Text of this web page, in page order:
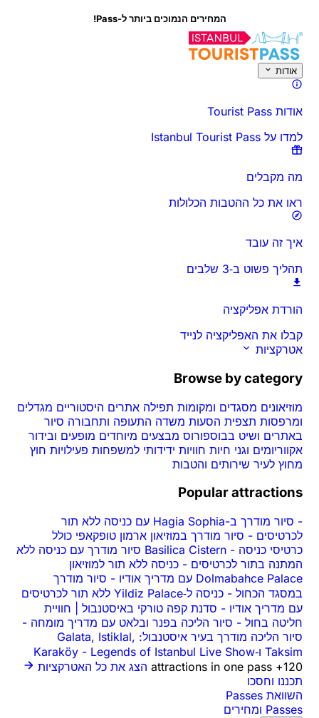
המחירים הנמוכים ביותר ל-Pass!
אודות
אודות Tourist Pass
למדו על Istanbul Tourist Pass
מה מקבלים
ראו את כל ההטבות הכלולות
איך זה עובד
תהליך פשוט ב‑3 שלבים
הורדת אפליקציה
קבלו את האפליקציה לנייד
אטרקציות
Browse by category
מוזיאונים מסגדים ומקומות תפילה אתרים היסטוריים מגדלים
ומרפסות תצפית הסעות משדה התעופה ותחבורה סיור
באתרים ושיט בבוספורוס מבצעים מיוחדים מופעים ובידור
אקווריומים וגני חיות חוויות ידידותי למשפחות פעילויות חוץ
מחוץ לעיר שירותים והטבות
Popular attractions
-
סיור מודרך ב-Hagia Sophia עם כניסה ללא תור
לכרטיסים - סיור מודרך במוזיאון ארמון טופקאפי כולל
כרטיסי כניסה -
Basilica Cistern סיור מודרך עם כניסה ללא
המתנה בתור לכרטיסים - כניסה ללא תור למוזיאון
Dolmabahce Palace עם מדריך אודיו
- סיור מודרך
במסגד הכחול -
כניסה ל‑Yildiz Palace ללא תור לכרטיסים
עם מדריך אודיו - סדנת קפה טורקי באיסטנבול | חוויית
חליטה בחול - סיור הליכה בפנר ובלאט עם מדריך מומחה -
סיור הליכה מודרך בעיר איסטנבול: Galata, Istiklal,
Taksim ו‑Karaköy
- Legends of Istanbul Live Show
120+ attractions in one pass
הצג את כל האטרקציות
תכננו וחסכו
השוואת Passes
Passes ומחירים
סקירה כללית זמנים ומשך הכל על דע לפני שאתה הולך